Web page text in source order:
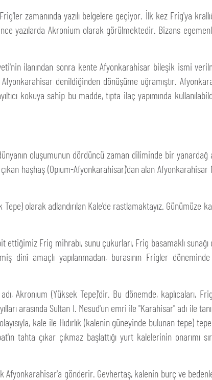
zamanında yazılı belgelere geçiyor. İlk kez Frig'ya
yazılarda Akronium olarak görülmektedir. Bizans
ilanından sonra kente Afyonkarahisar bileşik ismi
denildiğinden dönüşüme uğramıştır.
kokuya sahip bu madde, tıpta ilaç yapımında
oluşumunun dördüncü zaman diliminde bir
haşhaş (Opıum-Afyonkarahisar)'dan alan Afyonkarahisar
olarak adlandırılan Kale'de rastlamaktayız. Günümüze
Frig mihrabı, sunu çukurları, Frig basamaklı sunağı
dinî amaçlı yapılanmadan, burasının Frigler
(Yüksek Tepe)'dir. Bu dönemde, kaplıcaları,
arasında Sultan I. Mesud'un emri ile "Karahisar" adı ile
kale ile Hıdırlık (kalenin güneyinde bulunan tepe)
tahta çıkar çıkmaz başlattığı yurt kalelerinin onarımı
Afyonkarahisar'a gönderir. Gevhertaş, kalenin burç ve